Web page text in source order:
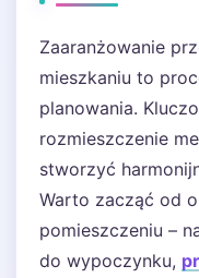
Zaaranżowanie
mieszkaniu to
planowania.
rozmieszczenie
stworzyć
Warto zacząć od
pomieszczeniu –
do wypoczynku,